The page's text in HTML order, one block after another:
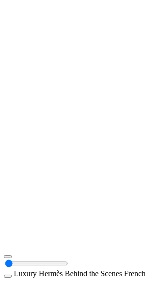
Luxury Hermès Behind the Scenes French